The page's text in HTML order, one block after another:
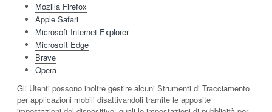
Mozilla Firefox
Apple Safari
Microsoft Internet Explorer
Microsoft Edge
Brave
Opera
Gli Utenti possono inoltre gestire alcuni Strumenti di Tracciamento
per applicazioni mobili disattivandoli tramite le apposite